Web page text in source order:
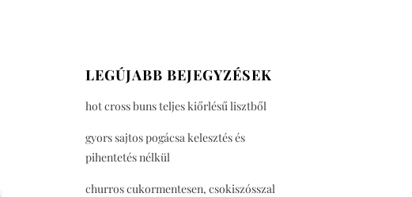
LEGÚJABB BEJEGYZÉSEK
hot cross buns teljes kiőrlésű lisztből
gyors sajtos pogácsa kelesztés és
pihentetés nélkül
churros cukormentesen, csokiszósszal